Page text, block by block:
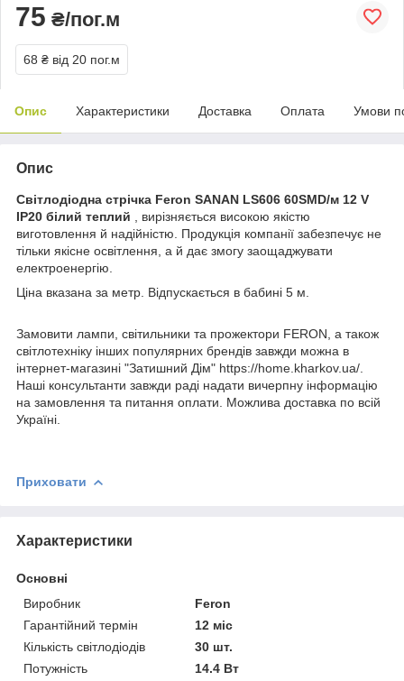
75 ₴/пог.м
68 ₴ від 20 пог.м
Опис Характеристики Доставка Оплата Умови
Опис
Світлодіодна стрічка Feron SANAN LS606 60SMD/м 12 V
IP20 білий теплий , вирізняється високою якістю
виготовлення й надійністю. Продукція компанії забезпечує не
тільки якісне освітлення, а й дає змогу заощаджувати
електроенергію.
Ціна вказана за метр. Відпускається в бабині 5 м.
Замовити лампи, світильники та прожектори FERON, а також
світлотехніку інших популярних брендів завжди можна в
інтернет-магазині "Затишний Дім" https://home.kharkov.ua/.
Наші консультанти завжди раді надати вичерпну інформацію
на замовлення та питання оплати. Можлива доставка по всій
Україні.
Приховати
Характеристики
Основні
Виробник
Feron
Гарантійний термін
12 міс
Кількість світлодіодів
30 шт.
Потужність
14.4 Вт